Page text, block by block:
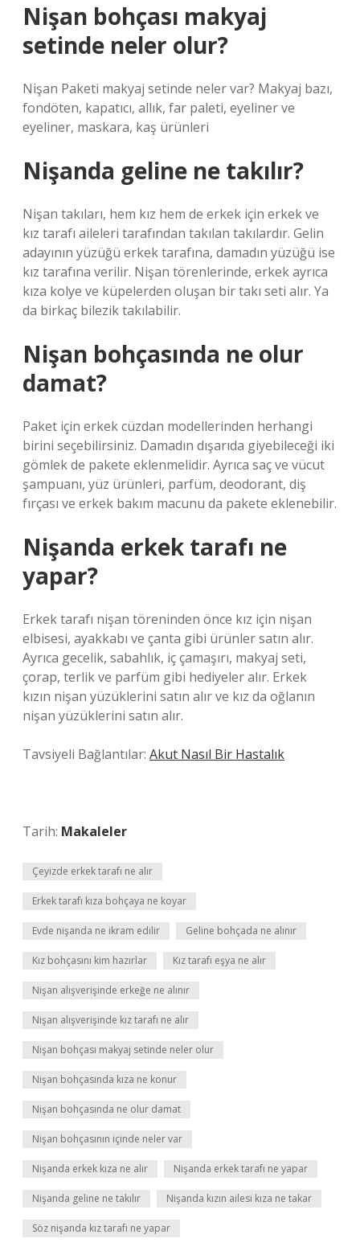
Nişan bohçası makyaj
setinde neler olur?
Nişan Paketi makyaj setinde neler var? Makyaj bazı,
fondöten, kapatıcı, allık, far paleti, eyeliner ve
eyeliner, maskara, kaş ürünleri
Nişanda geline ne takılır?
Nişan takıları, hem kız hem de erkek için erkek ve
kız tarafı aileleri tarafından takılan takılardır. Gelin
adayının yüzüğü erkek tarafına, damadın yüzüğü ise
kız tarafına verilir. Nişan törenlerinde, erkek ayrıca
kıza kolye ve küpelerden oluşan bir takı seti alır. Ya
da birkaç bilezik takılabilir.
Nişan bohçasında ne olur
damat?
Paket için erkek cüzdan modellerinden herhangi
birini seçebilirsiniz. Damadın dışarıda giyebileceği iki
gömlek de pakete eklenmelidir. Ayrıca saç ve vücut
şampuanı, yüz ürünleri, parfüm, deodorant, diş
fırçası ve erkek bakım macunu da pakete eklenebilir.
Nişanda erkek tarafı ne
yapar?
Erkek tarafı nişan töreninden önce kız için nişan
elbisesi, ayakkabı ve çanta gibi ürünler satın alır.
Ayrıca gecelik, sabahlık, iç çamaşırı, makyaj seti,
çorap, terlik ve parfüm gibi hediyeler alır. Erkek
kızın nişan yüzüklerini satın alır ve kız da oğlanın
nişan yüzüklerini satın alır.
Tavsiyeli Bağlantılar: Akut Nasıl Bir Hastalık
Tarih: Makaleler
Çeyizde erkek tarafı ne alır
Erkek tarafı kıza bohçaya ne koyar
Evde nişanda ne ikram edilir Geline bohçada ne alınır
Kız bohçasını kim hazırlar Kız tarafı eşya ne alır
Nişan alışverişinde erkeğe ne alınır
Nişan alışverişinde kız tarafı ne alır
Nişan bohçası makyaj setinde neler olur
Nişan bohçasında kıza ne konur
Nişan bohçasında ne olur damat
Nişan bohçasının içinde neler var
Nişanda erkek kıza ne alır Nişanda erkek tarafı ne yapar
Nişanda geline ne takılır Nişanda kızın ailesi kıza ne takar
Söz nişanda kız tarafı ne yapar